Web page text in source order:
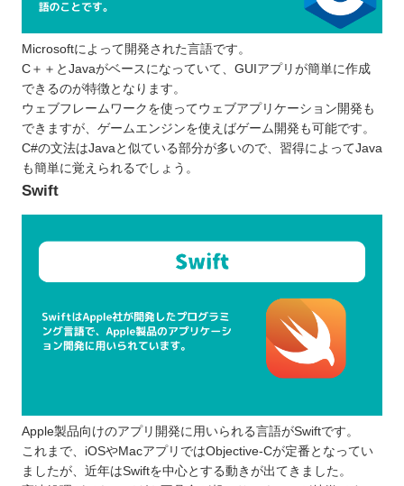
Microsoftによって開発された言語です。
C＋＋とJavaがベースになっていて、GUIアプリが簡単に作成
できるのが特徴となります。
ウェブフレームワークを使ってウェブアプリケーション開発も
できますが、ゲームエンジンを使えばゲーム開発も可能です。
C#の文法はJavaと似ている部分が多いので、習得によってJava
も簡単に覚えられるでしょう。
Swift
Apple製品向けのアプリ開発に用いられる言語がSwiftです。
これまで、iOSやMacアプリではObjective-Cが定番となってい
ましたが、近年はSwiftを中心とする動きが出てきました。